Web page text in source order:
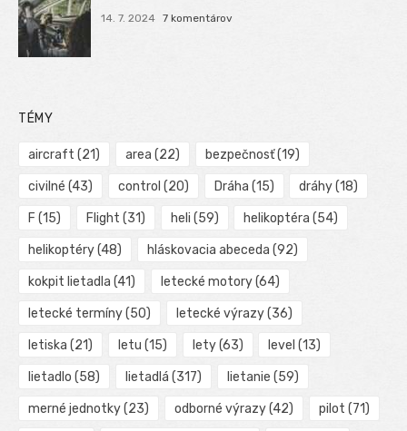
14. 7. 2024 7 komentárov
TÉMY
aircraft (21) area (22) bezpečnosť(19)
civilné (43) control (20) Dráha (15) dráhy(18)
F (15) Flight (31) heli (59) helikoptéra (54)
helikoptéry(48) hláskovacia abeceda (92)
kokpit lietadla (41) letecké motory(64)
letecké termíny(50) letecké výrazy(36)
letiska (21) letu (15) lety(63) level (13)
lietadlo (58) lietadlá (317) lietanie (59)
merné jednotky(23) odborné výrazy(42) pilot (71)